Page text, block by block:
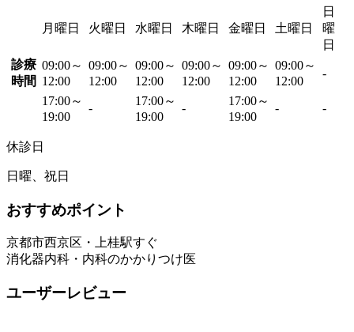
月曜日 火曜日 水曜日 木曜日 金曜日 土曜日
日
曜
日
診療
時間
09:00～
12:00
09:00～
12:00
09:00～
12:00
09:00～
12:00
09:00～
12:00
09:00～
12:00
-
17:00～
19:00
-
17:00～
19:00
-
17:00～
19:00
- -
休診日
日曜、祝日
おすすめポイント
京都市西京区・上桂駅すぐ
消化器内科・内科のかかりつけ医
ユーザーレビュー